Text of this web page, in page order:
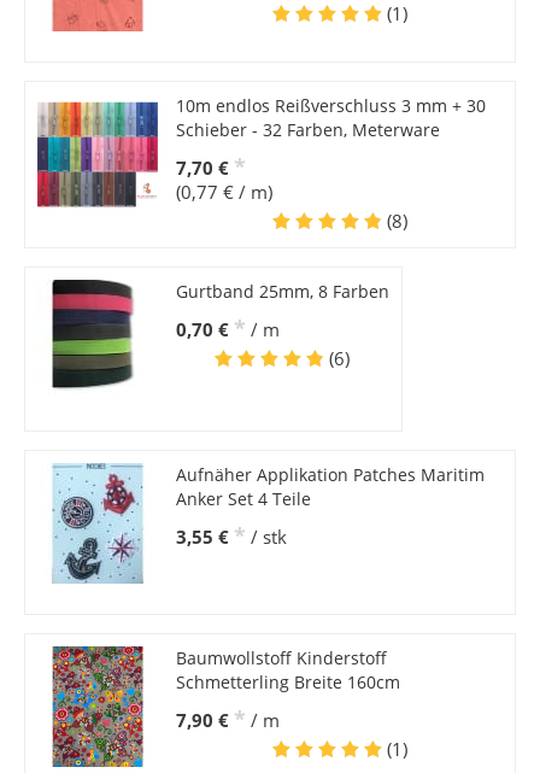
(1)
10m endlos Reißverschluss 3 mm + 30
Schieber - 32 Farben, Meterware
7,70 € *
(0,77 € / m)
(8)
Gurtband 25mm, 8 Farben
0,70 € * / m
(6)
Aufnäher Applikation Patches Maritim
Anker Set 4 Teile
3,55 € * / stk
Baumwollstoff Kinderstoff
Schmetterling Breite 160cm
7,90 € * / m
(1)